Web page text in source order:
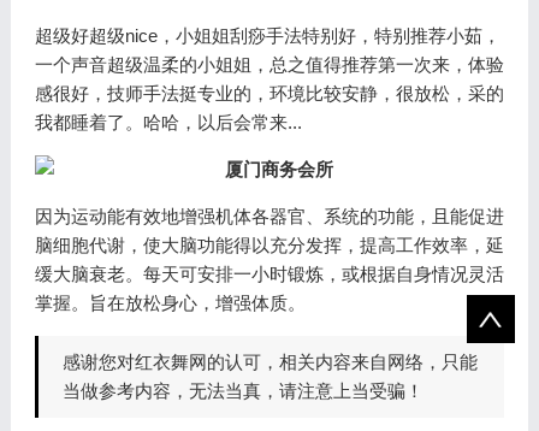
超级好超级nice，小姐姐刮痧手法特别好，特别推荐小茹，
一个声音超级温柔的小姐姐，总之值得推荐第一次来，体验
感很好，技师手法挺专业的，环境比较安静，很放松，采的
我都睡着了。哈哈，以后会常来...
因为运动能有效地增强机体各器官、系统的功能，且能促进
脑细胞代谢，使大脑功能得以充分发挥，提高工作效率，延
缓大脑衰老。每天可安排一小时锻炼，或根据自身情况灵活
掌握。旨在放松身心，增强体质。
感谢您对红衣舞网的认可，相关内容来自网络，只能
当做参考内容，无法当真，请注意上当受骗！